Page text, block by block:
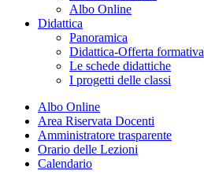
Albo Online
Didattica
Panoramica
Didattica-Offerta formativa
Le schede didattiche
I progetti delle classi
Albo Online
Area Riservata Docenti
Amministratore trasparente
Orario delle Lezioni
Calendario